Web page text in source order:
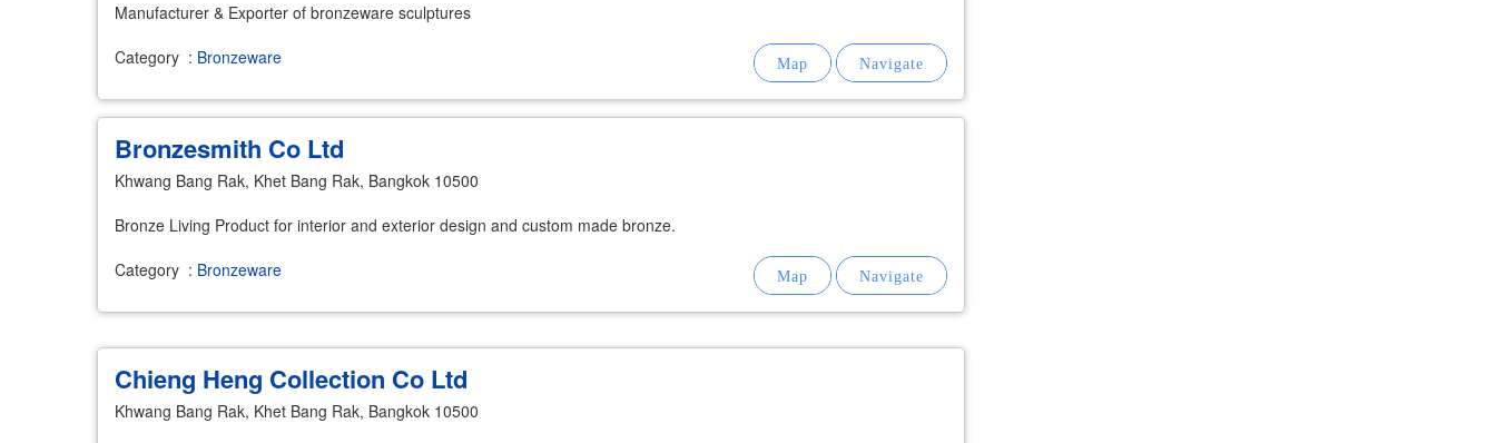
Manufacturer & Exporter of bronzeware sculptures
Category : Bronzeware
Bronzesmith Co Ltd
Khwang Bang Rak, Khet Bang Rak, Bangkok 10500
Bronze Living Product for interior and exterior design and custom made bronze.
Category : Bronzeware
Chieng Heng Collection Co Ltd
Khwang Bang Rak, Khet Bang Rak, Bangkok 10500